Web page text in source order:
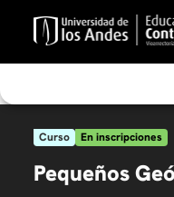
Curso En inscripciones
Pequeños